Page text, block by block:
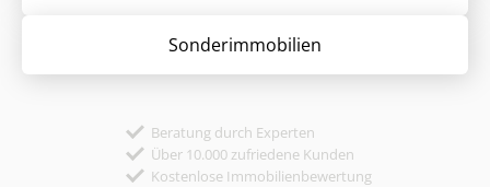
Sonder­immobilien
Beratung durch Experten
Über 10.000 zufriedene Kunden
Kostenlose Immobilienbewertung